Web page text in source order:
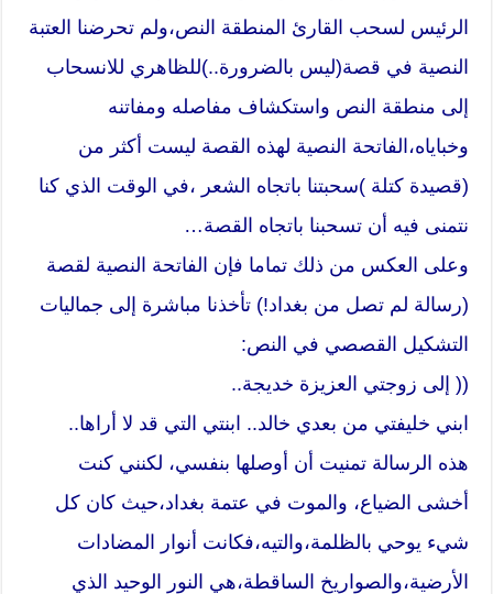
الرئيس لسحب القارئ المنطقة النص،ولم تحرضنا العتبة
النصية في قصة(ليس بالضرورة..)للظاهري للانسحاب
إلى منطقة النص واستكشاف مفاصله ومفاتنه
وخباياه،الفاتحة النصية لهذه القصة ليست أكثر من
(قصيدة كتلة )سحبتنا باتجاه الشعر ،في الوقت الذي كنا
نتمنى فيه أن تسحبنا باتجاه القصة…
وعلى العكس من ذلك تماما فإن الفاتحة النصية لقصة
(رسالة لم تصل من بغداد!) تأخذنا مباشرة إلى جماليات
التشكيل القصصي في النص:
(( إلى زوجتي العزيزة خديجة..
ابني خليفتي من بعدي خالد.. ابنتي التي قد لا أراها..
هذه الرسالة تمنيت أن أوصلها بنفسي، لكنني كنت
أخشى الضياع، والموت في عتمة بغداد،حيث كان كل
شيء يوحي بالظلمة،والتيه،فكانت أنوار المضادات
الأرضية،والصواريخ الساقطة،هي النور الوحيد الذي